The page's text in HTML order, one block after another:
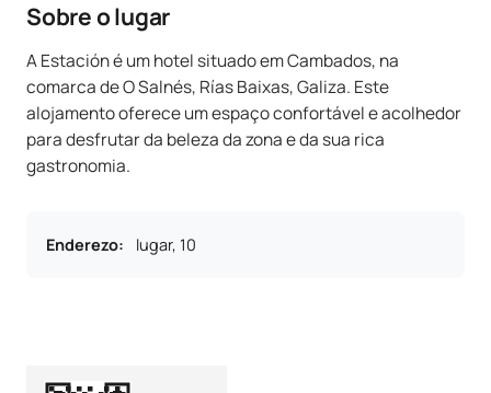
Sobre o lugar
A Estación é um hotel situado em Cambados, na
comarca de O Salnés, Rías Baixas, Galiza. Este
alojamento oferece um espaço confortável e acolhedor
para desfrutar da beleza da zona e da sua rica
gastronomia.
Enderezo: lugar, 10